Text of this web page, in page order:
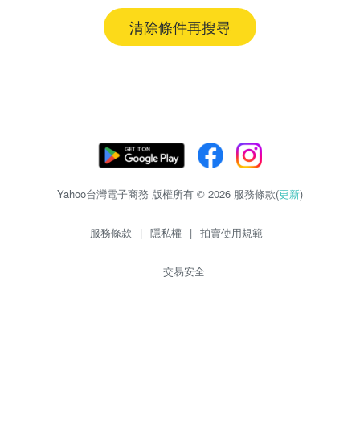
清除條件再搜尋
Yahoo台灣電子商務 版權所有 © 2026 服務條款(更新)
服務條款 | 隱私權 | 拍賣使用規範
交易安全